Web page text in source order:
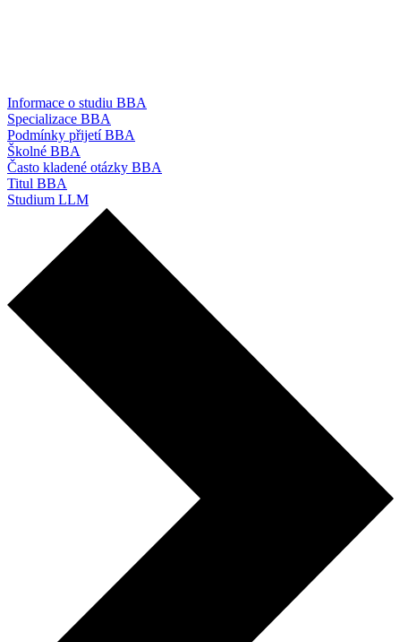
Informace o studiu BBA
Specializace BBA
Podmínky přijetí BBA
Školné BBA
Často kladené otázky BBA
Titul BBA
Studium LLM